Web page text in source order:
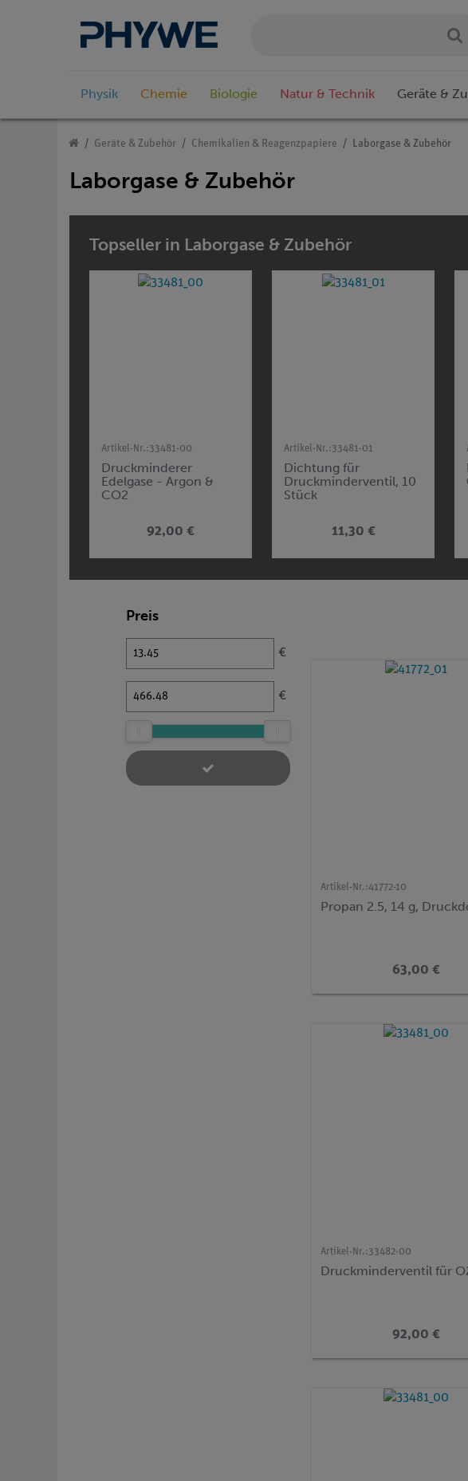
Physik Chemie Biologie Natur & Technik Geräte &
Geräte & Zubehör Chemikalien & Reagenzpapiere Laborgase & Zubehör
Laborgase & Zubehör
Topseller in Laborgase & Zubehör
Artikel-Nr.:33481-00
Druckminderer
Edelgase - Argon &
CO2
92,00 €
Artikel-Nr.:33481-01
Dichtung für
Druckminderventil, 10
Stück
11,30 €
Preis
€
€
Artikel-Nr.:41772-10
Propan 2.5, 14 g,
63,00 €
Artikel-Nr.:33482-00
Druckminderventil für
92,00 €